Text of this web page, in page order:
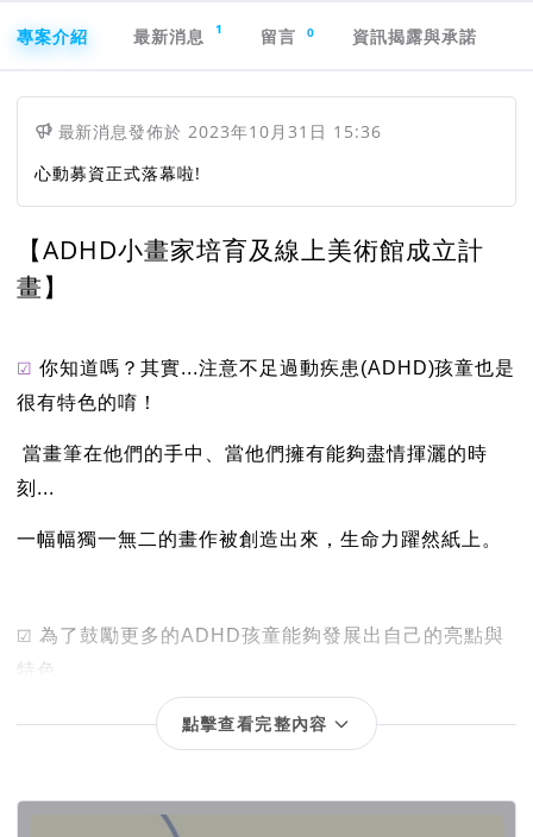
專案介紹
最新消息 1 留言 0 資訊揭露與承諾
最新消息發佈於 2023年10月31日 15:36
心動募資正式落幕啦!
【ADHD小畫家培育及線上美術館成立計
畫】
☑︎ 你知道嗎？其實...注意不足過動疾患(ADHD)孩童也是
很有特色的唷！
當畫筆在他們的手中、當他們擁有能夠盡情揮灑的時
刻...
一幅幅獨一無二的畫作被創造出來，生命力躍然紙上。
☑︎ 為了鼓勵更多的ADHD孩童能夠發展出自己的亮點與
特色
心動家族協會決定開啟「ADHD小美術家培育計畫」！
讓這些孩子，能夠找到自己的一片星空、大
點擊查看完整內容